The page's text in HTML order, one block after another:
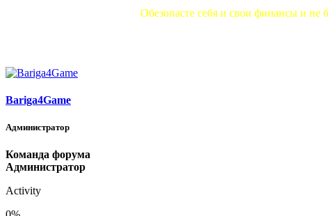
Обезопасте себя и свои финансы и не
Bariga4Game
Администратор
Команда форума
Администратор
Activity